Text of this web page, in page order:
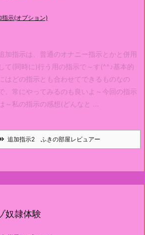
指示(オプション)
加指示は、普通のオナニー指示とかと併用
して(同時に)行う用の指示で～す(^^♪基本的
はどの指示とも合わせてできるものなの
、常にやってみるのも良いよ～ 今回の指示
～ 私の指示の感想(どんなと ...
追加指示2 ふきの部屋レビュアー
奴隷体験